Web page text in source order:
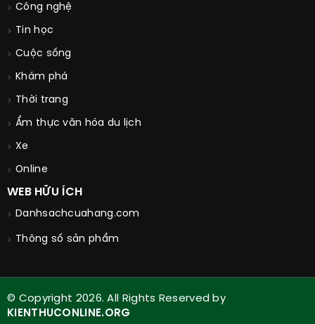
Công nghệ
Tin học
Cuộc sống
Khám phá
Thời trang
Ẩm thực văn hóa du lịch
Xe
Online
WEB HỮU ÍCH
Danhsachcuahang.com
Thông số sản phẩm
© Copyright 2026. All Rights Reserved by
KIENTHUCONLINE.ORG